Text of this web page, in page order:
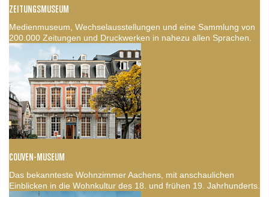
ZEITUNGSMUSEUM
Medienmuseum, Wechselausstellungen und eine Sammlung von
200.000 Zeitungen und Druckwerken in nahezu allen Sprachen.
COUVEN-MUSEUM
Das bekannteste Wohnzimmer Aachens, mit anschaulichen
Einblicken in die Wohnkultur des 18. und frühen 19. Jahrhunderts.